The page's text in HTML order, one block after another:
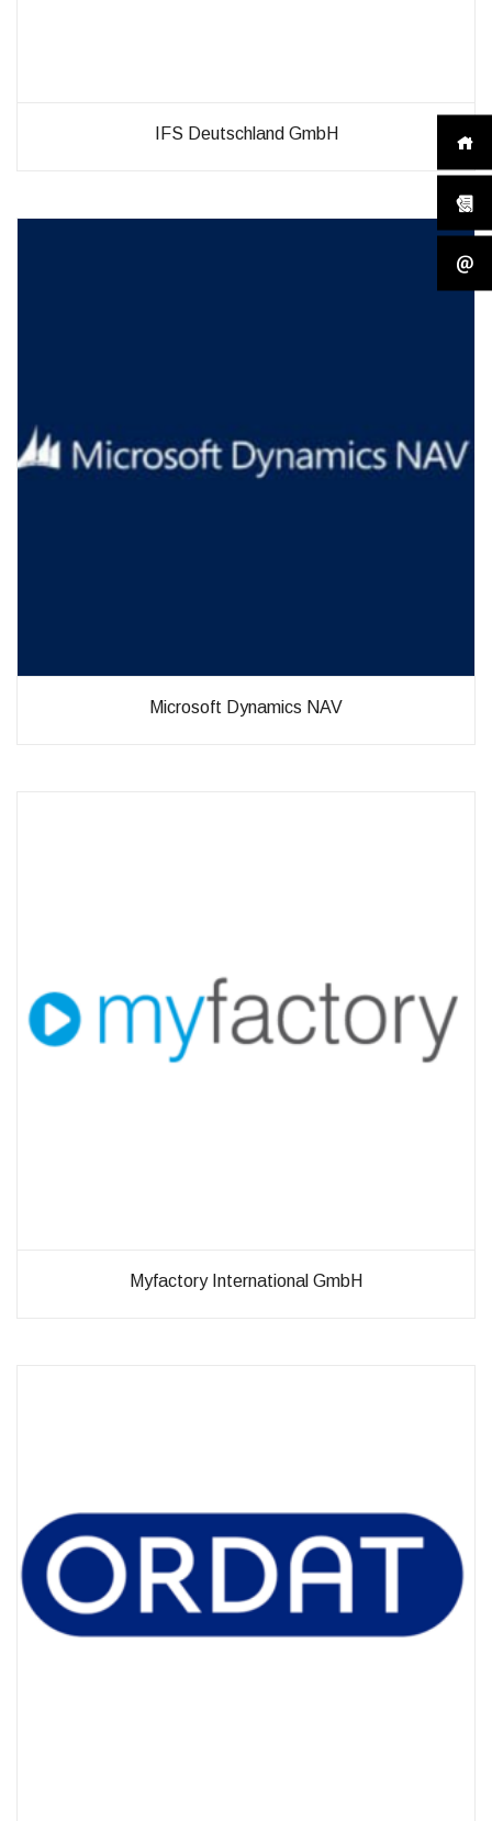
IFS Deutschland GmbH
Microsoft Dynamics NAV
Myfactory International GmbH